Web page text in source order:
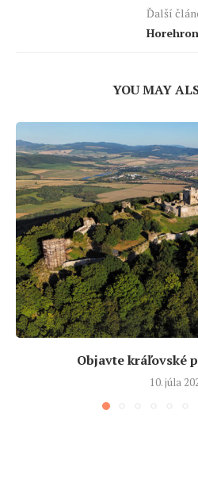
Ďalší
YOU MAY
Objavte kráľovské
10. júla